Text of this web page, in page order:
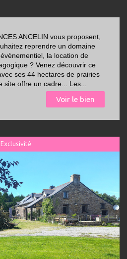
ANCELIN vous proposent,
reprendre un domaine
la location de
? Venez découvrir ce
ses 44 hectares de prairies
offre un cadre... Les...
Voir le bien
Exclusivité